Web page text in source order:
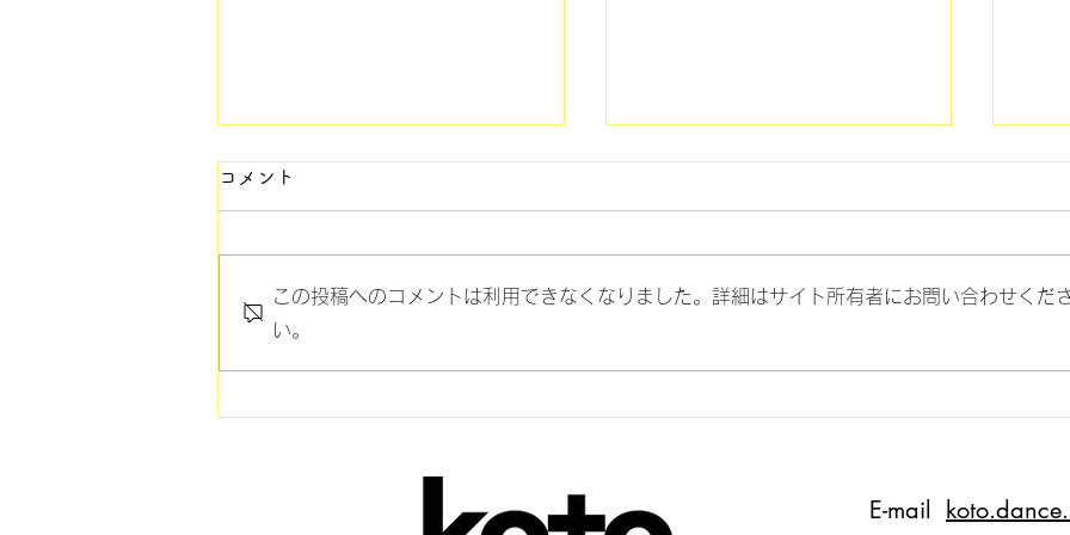
マナー講座8 "ダンスのお誘
い"
マナ
も...
コメント
この投稿へのコメントは利用できなくなりました。詳細はサイト所有者にお問い合わせくだ
い。
E-mail